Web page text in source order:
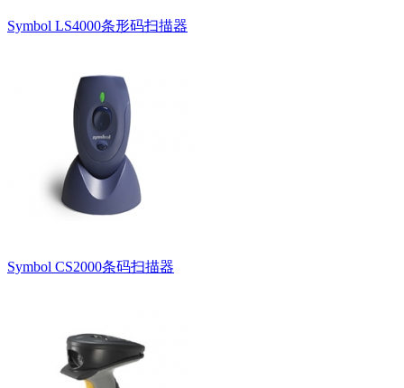
Symbol LS4000条形码扫描器
Symbol CS2000条码扫描器